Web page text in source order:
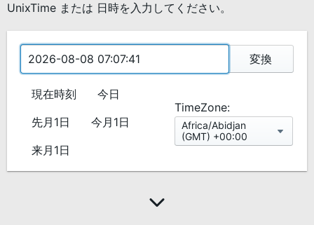
UnixTime または 日時を入力してください。
変換
現在時刻
今日
先月1日
今月1日
来月1日
TimeZone:
Africa/Abidjan
(GMT) +00:00